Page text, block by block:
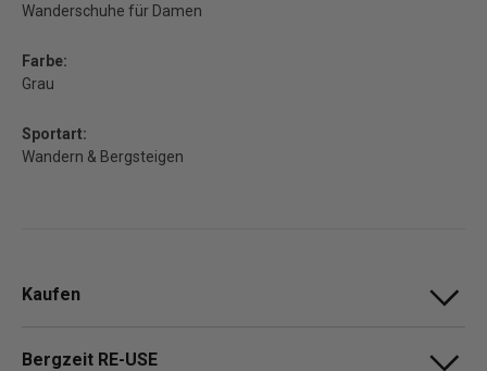
Wanderschuhe für Damen
Farbe:
Grau
Sportart:
Wandern & Bergsteigen
Kaufen
Bergzeit RE-USE